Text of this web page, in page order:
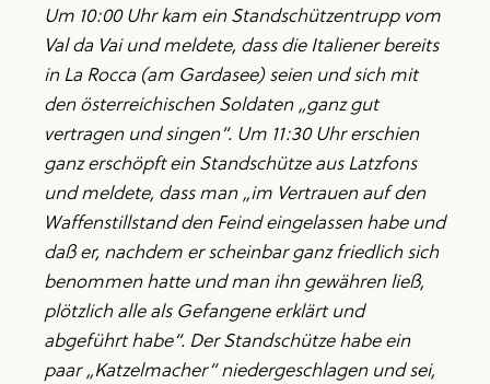
Um 10:00 Uhr kam ein Standschützentrupp vom
Val da Vai und meldete, dass die Italiener bereits
in La Rocca (am Gardasee) seien und sich mit
den österreichischen Soldaten „ganz gut
vertragen und singen“. Um 11:30 Uhr erschien
ganz erschöpft ein Standschütze aus Latzfons
und meldete, dass man „im Vertrauen auf den
Waffenstillstand den Feind eingelassen habe und
daß er, nachdem er scheinbar ganz friedlich sich
benommen hatte und man ihn gewähren ließ,
plötzlich alle als Gefangene erklärt und
abgeführt habe“. Der Standschütze habe ein
paar „Katzelmacher“ niedergeschlagen und sei,